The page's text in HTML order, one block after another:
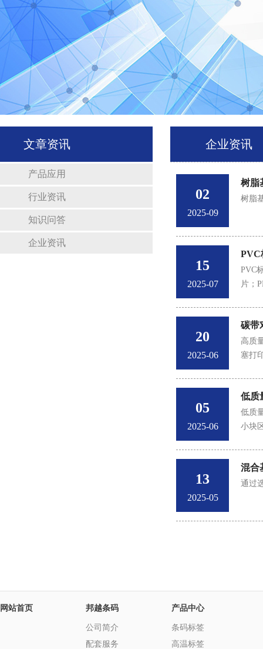
文章资讯
产品应用
行业资讯
知识问答
企业资讯
企业资讯
02
2025-09
树脂
树脂
15
2025-07
PVC
PVC
片；
20
2025-06
碳带
高质
塞打
05
2025-06
低质
低质
小块
13
2025-05
混合
通过
网站首页 邦越条码
公司简介
配套服务
产品中心
条码标签
高温标签